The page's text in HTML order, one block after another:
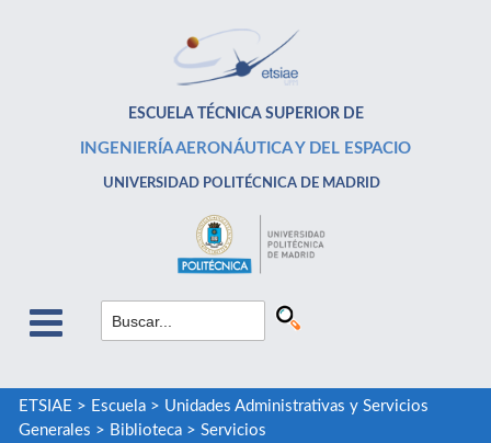
ESCUELA TÉCNICA SUPERIOR DE
INGENIERÍA AERONÁUTICA Y DEL ESPACIO
UNIVERSIDAD POLITÉCNICA DE MADRID
ETSIAE > Escuela> Unidades Administrativas y Servicios
Generales > Biblioteca> Servicios